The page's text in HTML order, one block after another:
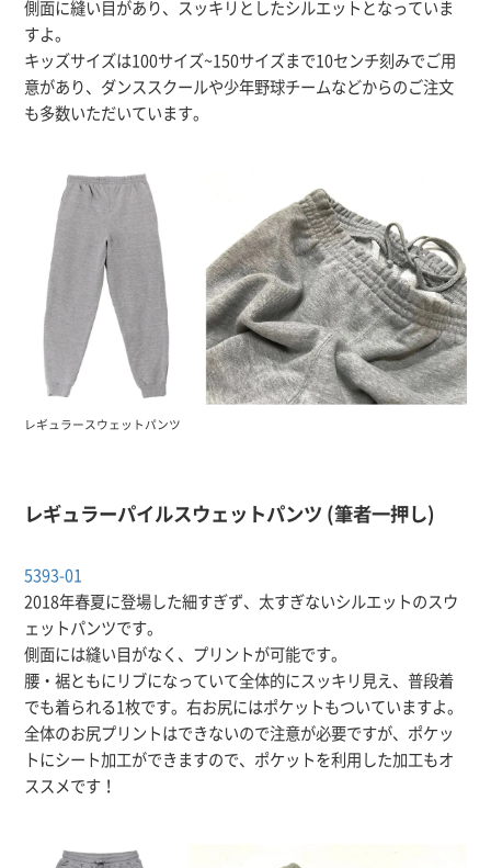
側面に縫い目があり、スッキリとしたシルエットとなっていま
すよ。
キッズサイズは100サイズ~150サイズまで10センチ刻みでご用
意があり、ダンススクールや少年野球チームなどからのご注文
も多数いただいています。
レギュラースウェットパンツ
レギュラーパイルスウェットパンツ (筆者一押し)
5393-01
2018年春夏に登場した細すぎず、太すぎないシルエットのスウ
ェットパンツです。
側面には縫い目がなく、プリントが可能です。
腰・裾ともにリブになっていて全体的にスッキリ見え、普段着
でも着られる1枚です。右お尻にはポケットもついていますよ。
全体のお尻プリントはできないので注意が必要ですが、ポケッ
トにシート加工ができますので、ポケットを利用した加工もオ
ススメです！